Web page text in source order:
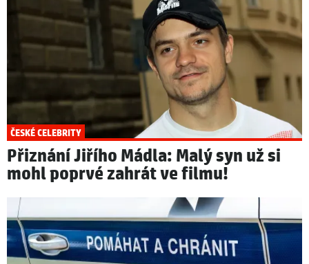
ČESKÉ CELEBRITY
Přiznání Jiřího Mádla: Malý syn už si
mohl poprvé zahrát ve filmu!